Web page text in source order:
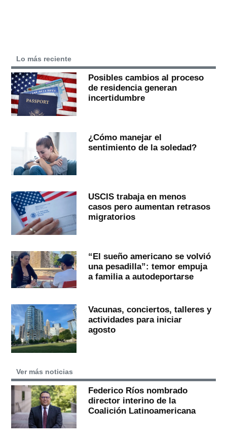
Lo más reciente
Posibles cambios al proceso
de residencia generan
incertidumbre
¿Cómo manejar el
sentimiento de la soledad?
USCIS trabaja en menos
casos pero aumentan retrasos
migratorios
“El sueño americano se volvió
una pesadilla”: temor empuja
a familia a autodeportarse
Vacunas, conciertos, talleres y
actividades para iniciar
agosto
Ver más noticias
Federico Ríos nombrado
director interino de la
Coalición Latinoamericana